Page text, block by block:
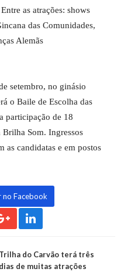
as atrações: shows
das Comunidades,
Alemãs
setembro, no ginásio
o Baile de Escolha das
participação de 18
Brilha Som. Ingressos
as candidatas e em postos
Facebook
Trilha do Carvão terá três
dias de muitas atrações